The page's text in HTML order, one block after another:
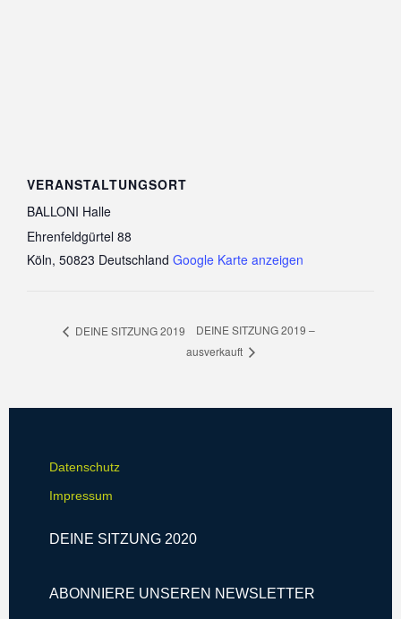
VERANSTALTUNGSORT
BALLONI Halle
Ehrenfeldgürtel 88
Köln, 50823 Deutschland Google Karte anzeigen
DEINE SITZUNG 2019
DEINE SITZUNG 2019 –
ausverkauft
Datenschutz
Impressum
DEINE SITZUNG 2020
ABONNIERE UNSEREN NEWSLETTER